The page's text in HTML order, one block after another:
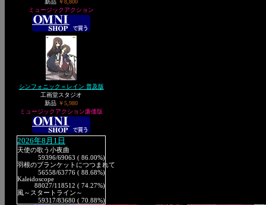
新品 ￥8,800
ミュージックアクション
シンフォニック＝レイン 普及版
工画堂スタジオ
新品 ￥5,980
ミュージックアクション廉価版
2026年8月1日
天使の歌う小夜曲
59396/69063 ( 86.00%)
羽根のブランケットにつつまれて
56558/63776 ( 88.68%)
Kaleidoscope
88027/118512 ( 74.27%)
風～スタートライン～
59317/83680 ( 70.88%)